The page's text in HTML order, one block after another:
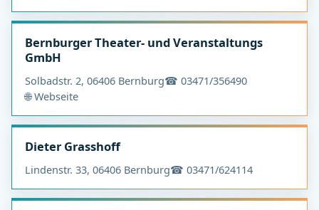
Bernburger Theater- und Veranstaltungs
GmbH
Solbadstr. 2, 06406 Bernburg☎ 03471/356490
🌐 Webseite
Dieter Grasshoff
Lindenstr. 33, 06406 Bernburg☎ 03471/624114